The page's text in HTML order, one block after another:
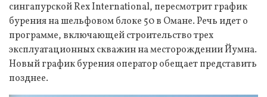
сингапурской Rex International, пересмотрит график
бурения на шельфовом блоке 50 в Омане. Речь идет о
программе, включающей строительство трех
эксплуатационных скважин на месторождении Йумна.
Новый график бурения оператор обещает представить
позднее.